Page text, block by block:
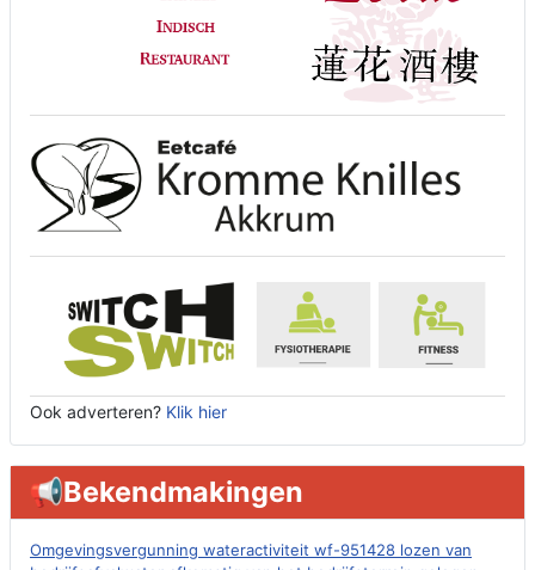
Ook adverteren? Klik hier
📢Bekendmakingen
Omgevingsvergunning wateractiviteit wf-951428 lozen van